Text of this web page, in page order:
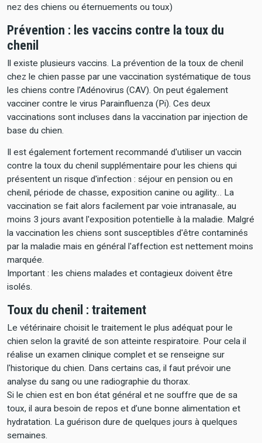
nez des chiens ou éternuements ou toux)
Prévention : les vaccins contre la toux du
chenil
Il existe plusieurs vaccins. La prévention de la toux de chenil
chez le chien passe par une vaccination systématique de tous
les chiens contre l'Adénovirus (CAV). On peut également
vacciner contre le virus Parainfluenza (Pi). Ces deux
vaccinations sont incluses dans la vaccination par injection de
base du chien.
Il est également fortement recommandé d'utiliser un vaccin
contre la toux du chenil supplémentaire pour les chiens qui
présentent un risque d'infection : séjour en pension ou en
chenil, période de chasse, exposition canine ou agility… La
vaccination se fait alors facilement par voie intranasale, au
moins 3 jours avant l'exposition potentielle à la maladie. Malgré
la vaccination les chiens sont susceptibles d'être contaminés
par la maladie mais en général l'affection est nettement moins
marquée.
Important : les chiens malades et contagieux doivent être
isolés.
Toux du chenil : traitement
Le vétérinaire choisit le traitement le plus adéquat pour le
chien selon la gravité de son atteinte respiratoire. Pour cela il
réalise un examen clinique complet et se renseigne sur
l'historique du chien. Dans certains cas, il faut prévoir une
analyse du sang ou une radiographie du thorax.
Si le chien est en bon état général et ne souffre que de sa
toux, il aura besoin de repos et d’une bonne alimentation et
hydratation. La guérison dure de quelques jours à quelques
semaines.